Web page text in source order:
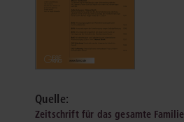
Quelle:
Zeitschrift für das gesamte